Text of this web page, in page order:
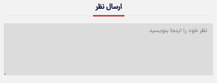
ارسال نظر